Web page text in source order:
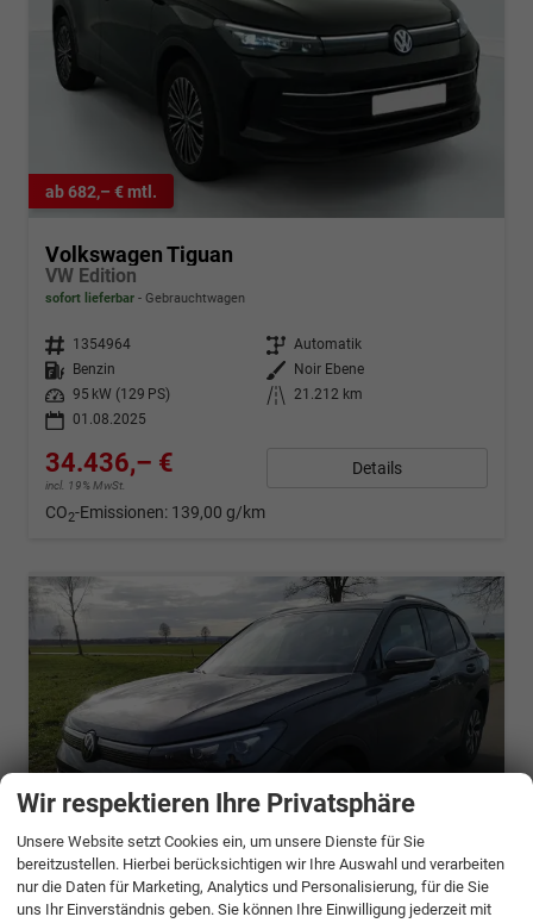
ab 682,– € mtl.
Volkswagen Tiguan
VW Edition
sofort lieferbar Gebrauchtwagen
Fahrzeugnr. 1354964 Getriebe Automatik
Kraftstoff
Benzin Außenfarbe
Noir Ebene
Leistung
95 kW (129 PS) Kilometerstand
21.212 km
01.08.2025
34.436,– €
incl. 19% MwSt.
Details
CO2-Emissionen: 139,00 g/km
ab 683,– € mtl.
Wir respektieren Ihre Privatsphäre
Unsere Website setzt Cookies ein, um unsere Dienste für Sie
bereitzustellen. Hierbei berücksichtigen wir Ihre Auswahl und verarbeiten
nur die Daten für Marketing, Analytics und Personalisierung, für die Sie
uns Ihr Einverständnis geben. Sie können Ihre Einwilligung jederzeit mit